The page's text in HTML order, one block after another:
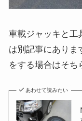
車載ジャッキと工
は別記事にありま
をする場合はそち
あわせて読みたい